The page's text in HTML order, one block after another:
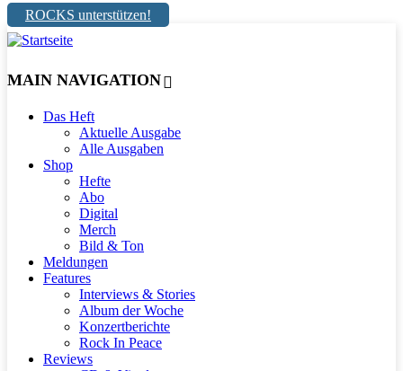
ROCKS unterstützen!
MAIN NAVIGATION
Das Heft
Aktuelle Ausgabe
Alle Ausgaben
Shop
Hefte
Abo
Digital
Merch
Bild & Ton
Meldungen
Features
Interviews & Stories
Album der Woche
Konzertberichte
Rock In Peace
Reviews